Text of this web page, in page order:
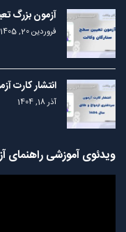
آزمون بزرگ
فروردین 20, 1405
انتشار کارت
آذر 18, 1404
ویدئوی آموزشی راهنمای